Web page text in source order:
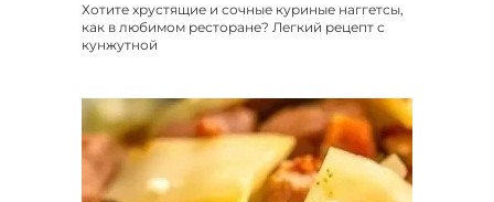
Хотите хрустящие и сочные куриные наггетсы,
как в любимом ресторане? Легкий рецепт с
кунжутной